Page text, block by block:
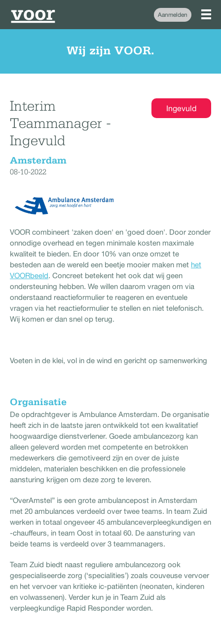
Aanmelden
Wij zijn VOOR.
Ingevuld
Interim
Teammanager -
Ingevuld
Amsterdam
08-10-2022
VOOR combineert 'zaken doen' en 'goed doen'. Door zonder
onnodige overhead en tegen minimale kosten maximale
kwaliteit te bieden. En door 10% van onze omzet te
besteden aan de wereld een beetje mooier maken met het
VOORbeeld. Concreet betekent het ook dat wij geen
ondersteuning hebben. We willen daarom vragen om via
onderstaand reactieformulier te reageren en eventuele
vragen via het reactieformulier te stellen en niet telefonisch.
Wij komen er dan snel op terug.
Voeten in de klei, vol in de wind en gericht op samenwerking
Organisatie
De opdrachtgever is Ambulance Amsterdam. De organisatie
heeft zich in de laatste jaren ontwikkeld tot een kwalitatief
hoogwaardige dienstverlener. Goede ambulancezorg kan
alleen geleverd worden met competente en betrokken
medewerkers die gemotiveerd zijn en over de juiste
middelen, materialen beschikken en die professionele
aansturing krijgen om deze zorg te leveren.
“OverAmstel” is een grote ambulancepost in Amsterdam
met 20 ambulances verdeeld over twee teams. In team Zuid
werken in totaal ongeveer 45 ambulanceverpleegkundigen en
-chauffeurs, in team Oost in totaal 60. De aansturing van
beide teams is verdeeld over 3 teammanagers.
Team Zuid biedt naast reguliere ambulancezorg ook
gespecialiseerde zorg (‘specialities’) zoals couveuse vervoer
en het vervoer van kritieke ic-patiënten (neonaten, kinderen
en volwassenen). Verder kun je in Team Zuid als
verpleegkundige Rapid Responder worden.